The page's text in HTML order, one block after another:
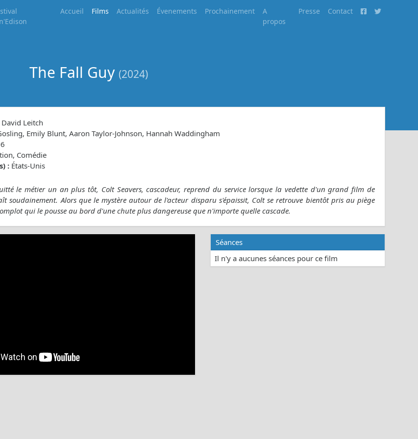
Accueil Films Actualités Évenements Prochainement
A
propos
Presse Contact
The Fall Guy (2024)
David Leitch
Emily Blunt, Aaron Taylor-Johnson, Hannah Waddingham
Comédie
: États-Unis
le métier un an plus tôt, Colt Seavers, cascadeur, reprend du service lorsque la vedette d'un grand film de
soudainement. Alors que le mystère autour de l'acteur disparu s'épaissit, Colt se retrouve bientôt pris au piège
qui le pousse au bord d'une chute plus dangereuse que n'importe quelle cascade.
Séances
Il n'y a aucunes séances pour ce film